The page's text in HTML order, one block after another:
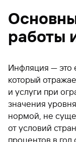
работы
Инфляция — это
который
и услуги при
значения
нормой, не
от условий
процентов в год